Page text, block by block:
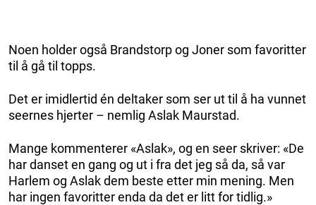
Noen holder også Brandstorp og Joner som favoritter
til å gå til topps.
Det er imidlertid én deltaker som ser ut til å ha vunnet
seernes hjerter – nemlig Aslak Maurstad.
Mange kommenterer «Aslak», og en seer skriver: «De
har danset en gang og ut i fra det jeg så da, så var
Harlem og Aslak dem beste etter min mening. Men
har ingen favoritter enda da det er litt for tidlig.»